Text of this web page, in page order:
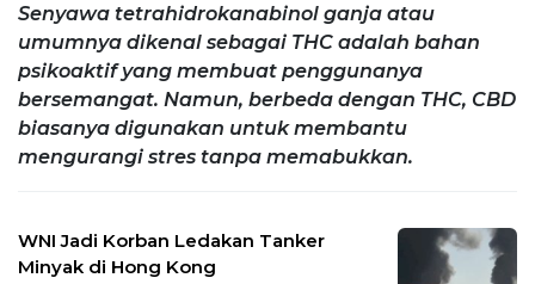
Senyawa tetrahidrokanabinol ganja atau
umumnya dikenal sebagai THC adalah bahan
psikoaktif yang membuat penggunanya
bersemangat. Namun, berbeda dengan THC, CBD
biasanya digunakan untuk membantu
mengurangi stres tanpa memabukkan.
WNI Jadi Korban Ledakan Tanker
Minyak di Hong Kong